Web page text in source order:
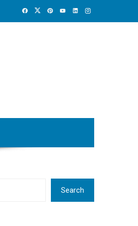
Search